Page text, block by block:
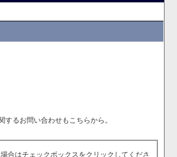
するお問い合わせもこちらから。